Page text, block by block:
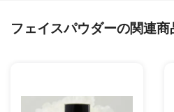
フェイスパウダーの関連商